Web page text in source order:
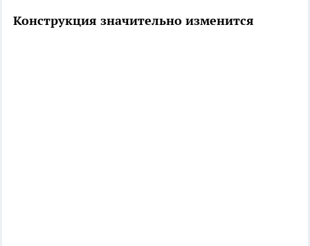
Конструкция значительно изменится